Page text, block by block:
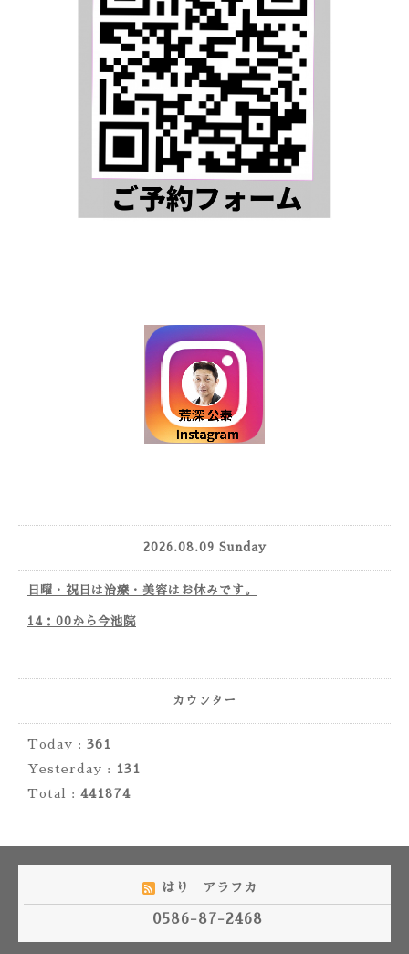
2026.08.09 Sunday
日曜・祝日は治療・美容はお休みです。
14：00から今池院
カウンター
Today : 361
Yesterday :
131
Total : 441874
はり アラフカ
0586-87-2468